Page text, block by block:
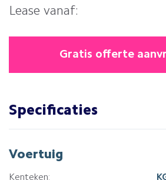
Lease vanaf:
Gratis offerte
Specificaties
Voertuig
Kenteken: